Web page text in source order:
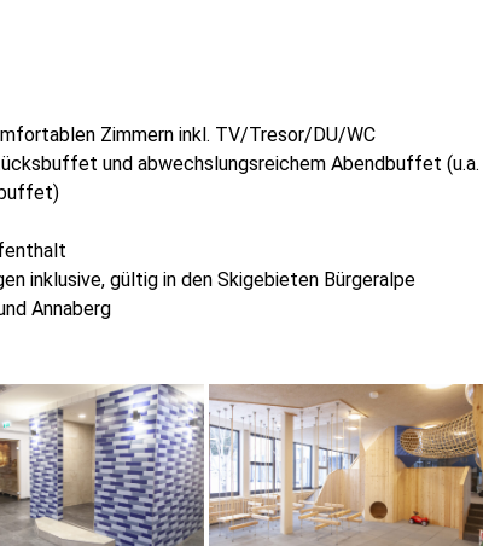
Zimmern inkl. TV/Tresor/DU/WC
und abwechslungsreichem Abendbuffet (u.a.
inklusive, gültig in den Skigebieten Bürgeralpe
Annaberg